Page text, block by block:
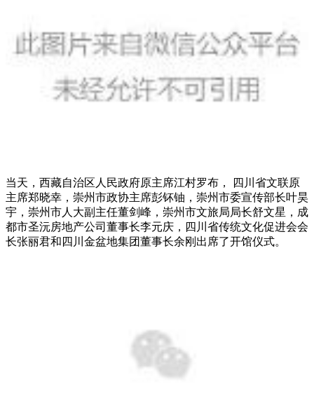
当天，西藏自治区人民政府原主席江村罗布， 四川省文联原
主席郑晓幸，崇州市政协主席彭钚铀，崇州市委宣传部长叶昊
宇，崇州市人大副主任董剑峰，崇州市文旅局局长舒文星，成
都市圣沅房地产公司董事长李元庆，四川省传统文化促进会会
长张丽君和四川金盆地集团董事长余刚出席了开馆仪式。